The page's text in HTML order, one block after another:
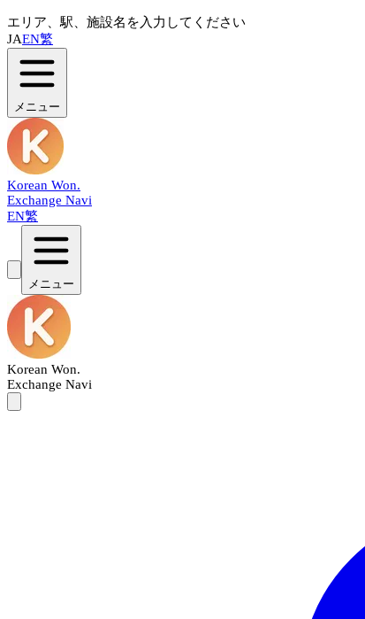
エリア、駅、施設名を入力してください
JAEN繁
メニュー
Korean Won.
Exchange Navi
EN繁
メニュー
Korean Won.
Exchange Navi